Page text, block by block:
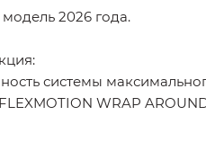
2026 года.
системы
WRAP